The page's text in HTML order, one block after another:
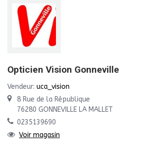
Opticien Vision Gonneville
Vendeur: uca_vision
8 Rue de la République
76280 GONNEVILLE LA MALLET
0235139690
Voir magasin